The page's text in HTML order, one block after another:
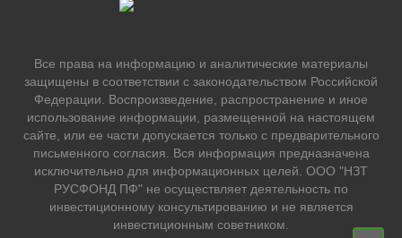
Все права на информацию и аналитические материалы
защищены в соответствии с законодательством Российской
Федерации. Воспроизведение, распространение и иное
использование информации, размещенной на настоящем
сайте, или ее части допускается только с предварительного
письменного согласия. Вся информация предназначена
исключительно для информационных целей. ООО "НЗТ
РУСФОНД ПФ" не осуществляет деятельность по
инвестиционному консультированию и не является
инвестиционным советником.